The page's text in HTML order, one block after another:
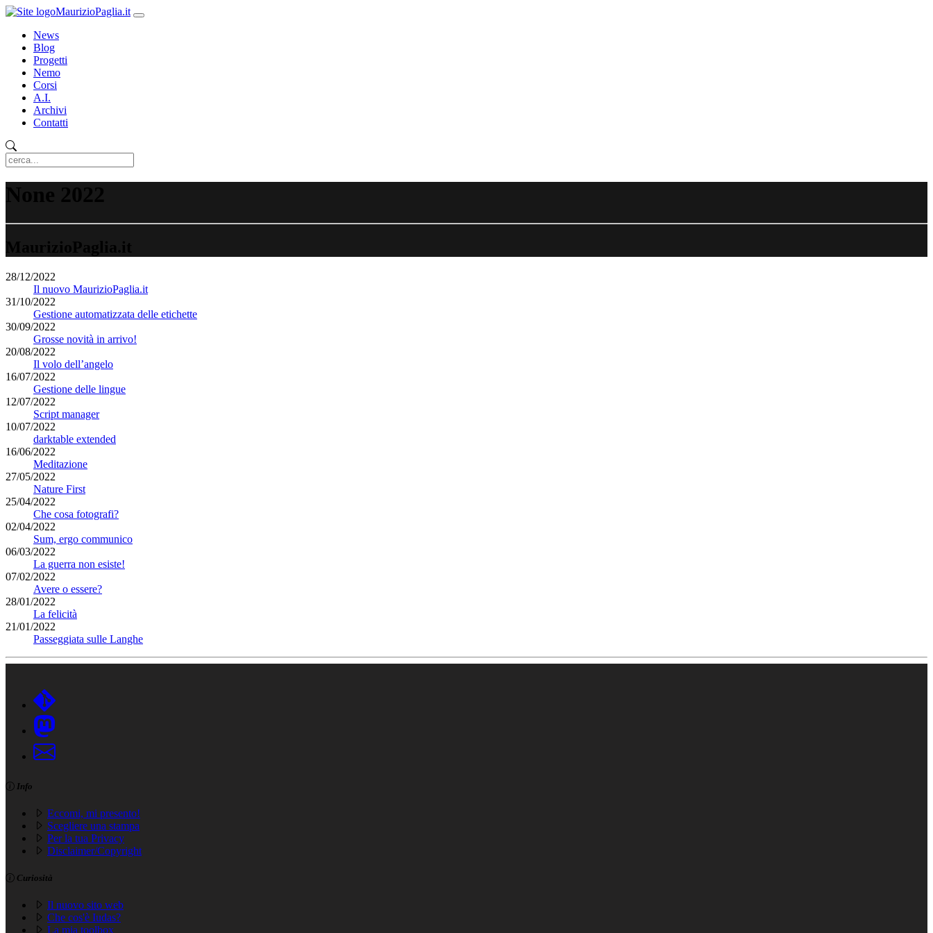
MaurizioPaglia.it
News
Blog
Progetti
Nemo
Corsi
A.I.
Archivi
Contatti
28/12/2022
Il nuovo MaurizioPaglia.it
31/10/2022
Gestione automatizzata delle etichette
30/09/2022
Grosse novità in arrivo!
20/08/2022
Il volo dell’angelo
16/07/2022
Gestione delle lingue
12/07/2022
Script manager
10/07/2022
darktable extended
16/06/2022
Meditazione
27/05/2022
Nature First
25/04/2022
Che cosa fotografi?
02/04/2022
Sum, ergo communico
06/03/2022
La guerra non esiste!
07/02/2022
Avere o essere?
28/01/2022
La felicità
21/01/2022
Passeggiata sulle Langhe
Info
Eccomi, mi presento!
Scegliere una stampa
Per la tua Privacy
Disclaimer/Copyright
Curiosità
Il nuovo sito web
Che cos'è Iudas?
La mia toolbox